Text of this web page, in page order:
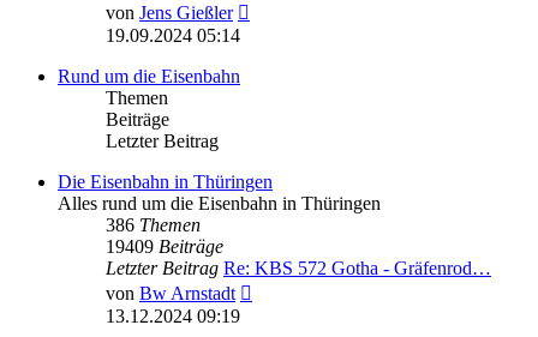
von Jens Gießler
19.09.2024 05:14
Rund um die Eisenbahn
Themen
Beiträge
Letzter Beitrag
Die Eisenbahn in Thüringen
Alles rund um die Eisenbahn in Thüringen
386 Themen
19409 Beiträge
Letzter Beitrag Re: KBS 572 Gotha - Gräfenrod…
von Bw Arnstadt
13.12.2024 09:19